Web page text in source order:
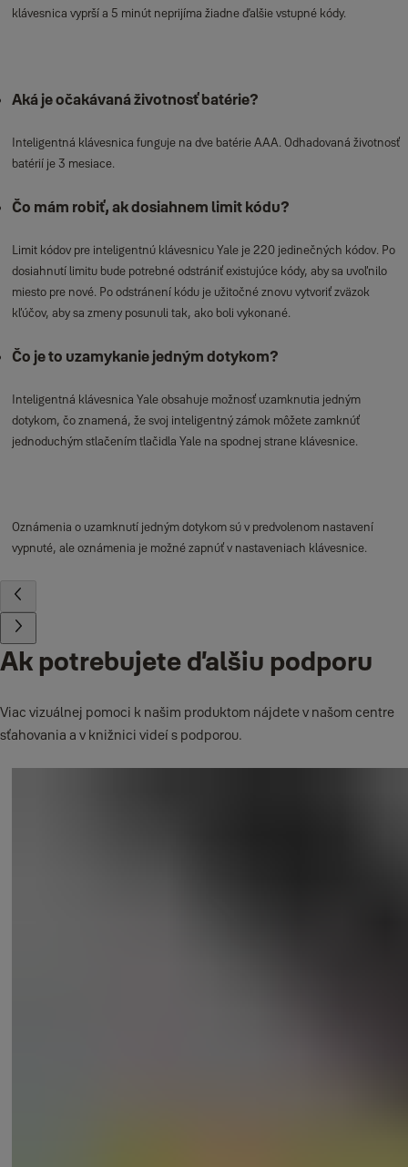
klávesnica vyprší a 5 minút neprijíma žiadne ďalšie vstupné kódy.
Aká je očakávaná životnosť batérie?
Inteligentná klávesnica funguje na dve batérie AAA. Odhadovaná životnosť
batérií je 3 mesiace.
Čo mám robiť, ak dosiahnem limit kódu?
Limit kódov pre inteligentnú klávesnicu Yale je 220 jedinečných kódov. Po
dosiahnutí limitu bude potrebné odstrániť existujúce kódy, aby sa uvoľnilo
miesto pre nové. Po odstránení kódu je užitočné znovu vytvoriť zväzok
kľúčov, aby sa zmeny posunuli tak, ako boli vykonané.
Čo je to uzamykanie jedným dotykom?
Inteligentná klávesnica Yale obsahuje možnosť uzamknutia jedným
dotykom, čo znamená, že svoj inteligentný zámok môžete zamknúť
jednoduchým stlačením tlačidla Yale na spodnej strane klávesnice.
Oznámenia o uzamknutí jedným dotykom sú v predvolenom nastavení
vypnuté, ale oznámenia je možné zapnúť v nastaveniach klávesnice.
Ak potrebujete ďalšiu podporu
Viac vizuálnej pomoci k našim produktom nájdete v našom centre
sťahovania a v knižnici videí s podporou.